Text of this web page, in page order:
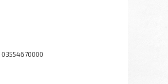
03554670000